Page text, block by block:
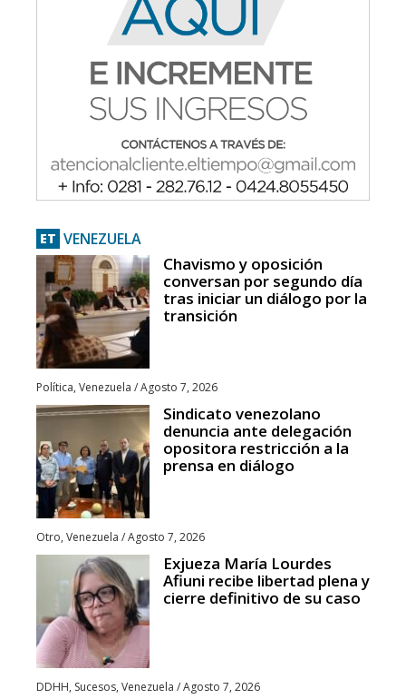
ET VENEZUELA
Chavismo y oposición
conversan por segundo día
tras iniciar un diálogo por la
transición
Política, Venezuela /Agosto 7, 2026
Sindicato venezolano
denuncia ante delegación
opositora restricción a la
prensa en diálogo
Otro, Venezuela /Agosto 7, 2026
Exjueza María Lourdes
Afiuni recibe libertad plena y
cierre definitivo de su caso
DDHH, Sucesos, Venezuela /Agosto 7, 2026